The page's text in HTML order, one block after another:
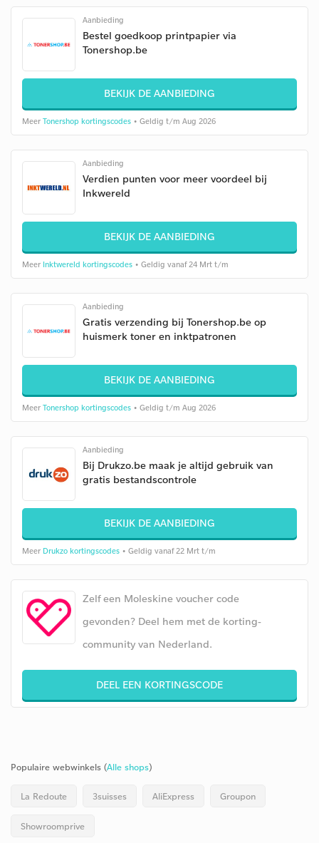
Aanbieding
Bestel goedkoop printpapier via
Tonershop.be
BEKIJK DE AANBIEDING
Meer Tonershop kortingscodes • Geldig t/m Aug 2026
Aanbieding
Verdien punten voor meer voordeel bij
Inkwereld
BEKIJK DE AANBIEDING
Meer Inktwereld kortingscodes • Geldig vanaf 24 Mrt t/m
Aanbieding
Gratis verzending bij Tonershop.be op
huismerk toner en inktpatronen
BEKIJK DE AANBIEDING
Meer Tonershop kortingscodes • Geldig t/m Aug 2026
Aanbieding
Bij Drukzo.be maak je altijd gebruik van
gratis bestandscontrole
BEKIJK DE AANBIEDING
Meer Drukzo kortingscodes • Geldig vanaf 22 Mrt t/m
Zelf een Moleskine voucher code
gevonden? Deel hem met de korting-
community van Nederland.
DEEL EEN KORTINGSCODE
Populaire webwinkels (Alle shops)
La Redoute 3suisses AliExpress Groupon
Showroomprive